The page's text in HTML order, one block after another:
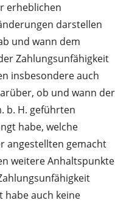
erheblichen
darstellen
und wann dem
Zahlungsunfähigkeit
insbesondere auch
ob und wann der
b. H. geführten
habe, welche
angestellten gemacht
weitere Anhaltspunkte
habe auch keine